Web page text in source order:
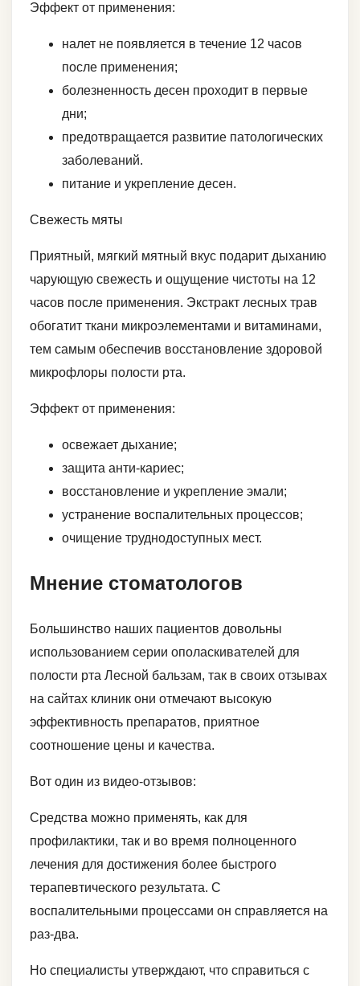
Эффект от применения:
налет не появляется в течение 12 часов
после применения;
болезненность десен проходит в первые
дни;
предотвращается развитие патологических
заболеваний.
питание и укрепление десен.
Свежесть мяты
Приятный, мягкий мятный вкус подарит дыханию
чарующую свежесть и ощущение чистоты на 12
часов после применения. Экстракт лесных трав
обогатит ткани микроэлементами и витаминами,
тем самым обеспечив восстановление здоровой
микрофлоры полости рта.
Эффект от применения:
освежает дыхание;
защита анти-кариес;
восстановление и укрепление эмали;
устранение воспалительных процессов;
очищение труднодоступных мест.
Мнение стоматологов
Большинство наших пациентов довольны
использованием серии ополаскивателей для
полости рта Лесной бальзам, так в своих отзывах
на сайтах клиник они отмечают высокую
эффективность препаратов, приятное
соотношение цены и качества.
Вот один из видео-отзывов:
Средства можно применять, как для
профилактики, так и во время полноценного
лечения для достижения более быстрого
терапевтического результата. С
воспалительными процессами он справляется на
раз-два.
Но специалисты утверждают, что справиться с